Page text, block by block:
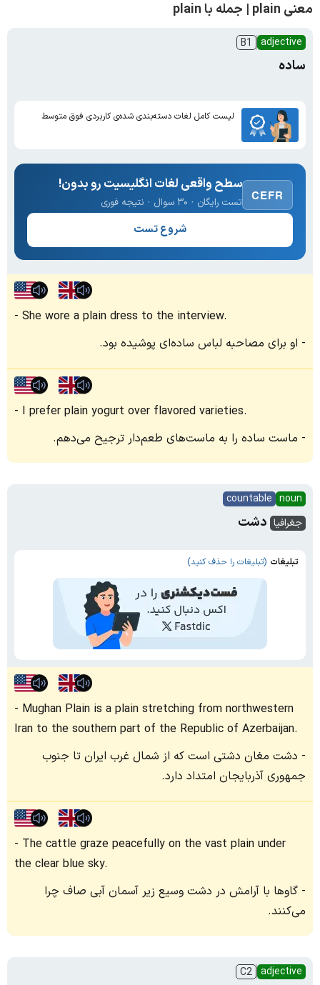
معنی plain | جمله با plain
adjective
B1
ساده
لیست کامل لغات دسته‌بندی شده‌ی کاربردی فوق متوسط
CEFR
سطح واقعی لغات انگلیسیت رو بدون!
تست رایگان · ۳۰ سوال · نتیجه فوری
شروع تست
She wore a plain dress to the interview.
او برای مصاحبه لباس ساده‌ای پوشیده بود.
I prefer plain yogurt over flavored varieties.
ماست ساده را به ماست‌های طعم‌دار ترجیح می‌دهم.
noun
countable
جغرافیا دشت
تبلیغات (تبلیغات را حذف کنید)
Mughan Plain is a plain stretching from northwestern
Iran to the southern part of the Republic of Azerbaijan.
دشت مغان دشتی است که از شمال غرب ایران تا جنوب
جمهوری آذربایجان امتداد دارد.
The cattle graze peacefully on the vast plain under
the clear blue sky.
گاوها با آرامش در دشت وسیع زیر آسمان آبی صاف چرا
می‌کنند.
adjective
C2